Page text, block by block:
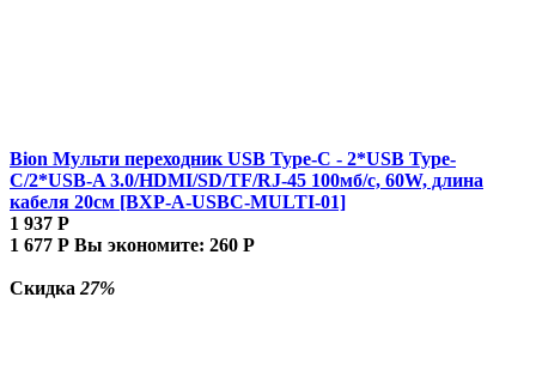
Bion Мульти переходник USB Type-C - 2*USB Type-
C/2*USB-A 3.0/HDMI/SD/TF/RJ-45 100мб/с, 60W, длина
кабеля 20см [BXP-A-USBC-MULTI-01]
1 937 Р
1 677 Р Вы экономите: 260 Р
Скидка 27%